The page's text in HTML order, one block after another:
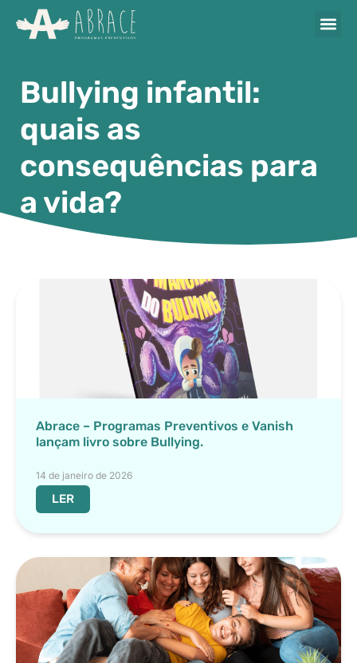
Bullying infantil:
quais as
consequências para
a vida?
Abrace – Programas Preventivos e Vanish
lançam livro sobre Bullying.
14 de janeiro de 2026
LER